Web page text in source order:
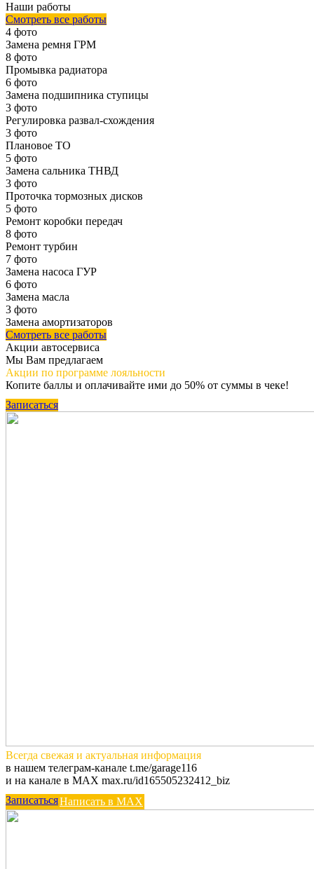
Наши работы
Смотреть все работы
4 фото
Замена ремня ГРМ
8 фото
Промывка радиатора
6 фото
Замена подшипника ступицы
3 фото
Регулировка развал-схождения
3 фото
Плановое ТО
5 фото
Замена сальника ТНВД
3 фото
Проточка тормозных дисков
5 фото
Ремонт коробки передач
8 фото
Ремонт турбин
7 фото
Замена насоса ГУР
6 фото
Замена масла
3 фото
Замена амортизаторов
Смотреть все работы
Акции автосервиса
Мы Вам предлагаем
Акции по программе лояльности
Копите баллы и оплачивайте ими до 50% от суммы в чеке!
Записаться
Всегда свежая и актуальная информация
в нашем телеграм-канале t.me/garage116
и на канале в MAX max.ru/id165505232412_biz
ЗаписатьсяНаписать в MAX